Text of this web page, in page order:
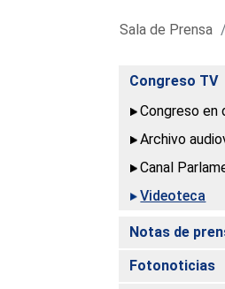
Sala de Prensa
Congreso TV
Congreso en
Archivo
Canal
Videoteca
Notas de
Fotonoticias